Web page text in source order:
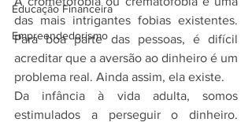
Educação Financeira
Empreendedorismo
das mais intrigantes fobias existentes.
Para boa parte das pessoas, é difícil
acreditar que a aversão ao dinheiro é um
problema real. Ainda assim, ela existe.
Da infância à vida adulta, somos
estimulados a perseguir o dinheiro.